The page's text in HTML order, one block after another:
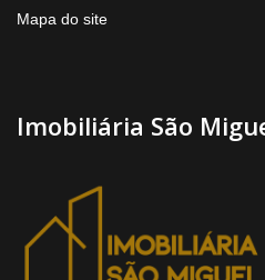
Mapa do site
Imobiliária São